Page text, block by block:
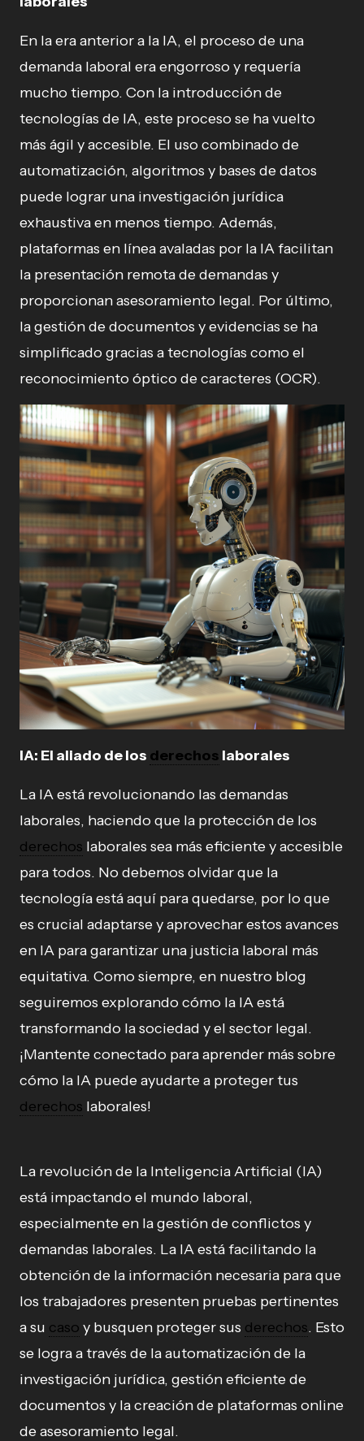
En la era anterior a la IA, el proceso de una
demanda laboral era engorroso y requería
mucho tiempo. Con la introducción de
tecnologías de IA, este proceso se ha vuelto
más ágil y accesible. El uso combinado de
automatización, algoritmos y bases de datos
puede lograr una investigación jurídica
exhaustiva en menos tiempo. Además,
plataformas en línea avaladas por la IA facilitan
la presentación remota de demandas y
proporcionan asesoramiento legal. Por último,
la gestión de documentos y evidencias se ha
simplificado gracias a tecnologías como el
reconocimiento óptico de caracteres (OCR).
IA: El aliado de los derechos laborales
La IA está revolucionando las demandas
laborales, haciendo que la protección de los
derechos laborales sea más eficiente y accesible
para todos. No debemos olvidar que la
tecnología está aquí para quedarse, por lo que
es crucial adaptarse y aprovechar estos avances
en IA para garantizar una justicia laboral más
equitativa. Como siempre, en nuestro blog
seguiremos explorando cómo la IA está
transformando la sociedad y el sector legal.
¡Mantente conectado para aprender más sobre
cómo la IA puede ayudarte a proteger tus
derechos laborales!
La revolución de la Inteligencia Artificial (IA)
está impactando el mundo laboral,
especialmente en la gestión de conflictos y
demandas laborales. La IA está facilitando la
obtención de la información necesaria para que
los trabajadores presenten pruebas pertinentes
a su caso y busquen proteger sus derechos. Esto
se logra a través de la automatización de la
investigación jurídica, gestión eficiente de
documentos y la creación de plataformas online
de asesoramiento legal.